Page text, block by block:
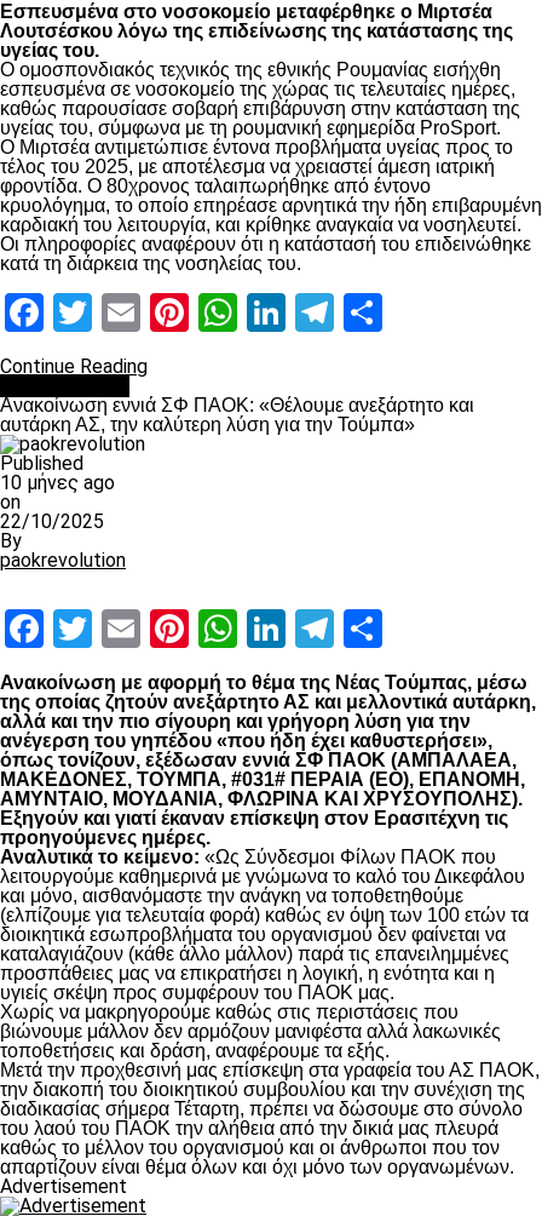
Εσπευσμένα στο νοσοκομείο μεταφέρθηκε ο Μιρτσέα
Λουτσέσκου λόγω της επιδείνωσης της κατάστασης της
υγείας του.
Ο ομοσπονδιακός τεχνικός της εθνικής Ρουμανίας εισήχθη
εσπευσμένα σε νοσοκομείο της χώρας τις τελευταίες ημέρες,
καθώς παρουσίασε σοβαρή επιβάρυνση στην κατάσταση της
υγείας του, σύμφωνα με τη ρουμανική εφημερίδα ProSport.
Ο Μιρτσέα αντιμετώπισε έντονα προβλήματα υγείας προς το
τέλος του 2025, με αποτέλεσμα να χρειαστεί άμεση ιατρική
φροντίδα. Ο 80χρονος ταλαιπωρήθηκε από έντονο
κρυολόγημα, το οποίο επηρέασε αρνητικά την ήδη επιβαρυμένη
καρδιακή του λειτουργία, και κρίθηκε αναγκαία να νοσηλευτεί.
Οι πληροφορίες αναφέρουν ότι η κατάστασή του επιδεινώθηκε
κατά τη διάρκεια της νοσηλείας του.
Facebook
Twitter
EmailPinterest
WhatsApp
LinkedIn
Telegram
Continue Reading
Ανακοίνωση εννιά ΣΦ ΠΑΟΚ: «Θέλουμε ανεξάρτητο και
αυτάρκη ΑΣ, την καλύτερη λύση για την Τούμπα»
Published
10 μήνες ago
on
22/10/2025
By
paokrevolution
Facebook
Twitter
EmailPinterest
WhatsApp
LinkedIn
Telegram
Ανακοίνωση με αφορμή το θέμα της Νέας Τούμπας, μέσω
της οποίας ζητούν ανεξάρτητο ΑΣ και μελλοντικά αυτάρκη,
αλλά και την πιο σίγουρη και γρήγορη λύση για την
ανέγερση του γηπέδου «που ήδη έχει καθυστερήσει»,
όπως τονίζουν, εξέδωσαν εννιά ΣΦ ΠΑΟΚ (ΑΜΠΑΛΑΕΑ,
ΜΑΚΕΔΟΝΕΣ, ΤΟΥΜΠΑ, #031# ΠΕΡΑΙΑ (ΕΟ), ΕΠΑΝΟΜΗ,
ΑΜΥΝΤΑΙΟ, ΜΟΥΔΑΝΙΑ, ΦΛΩΡΙΝΑ ΚΑΙ ΧΡΥΣΟΥΠΟΛΗΣ).
Εξηγούν και γιατί έκαναν επίσκεψη στον Ερασιτέχνη τις
προηγούμενες ημέρες.
Αναλυτικά το κείμενο: «Ως Σύνδεσμοι Φίλων ΠΑΟΚ που
λειτουργούμε καθημερινά με γνώμωνα το καλό του Δικεφάλου
και μόνο, αισθανόμαστε την ανάγκη να τοποθετηθούμε
(ελπίζουμε για τελευταία φορά) καθώς εν όψη των 100 ετών τα
διοικητικά εσωπροβλήματα του οργανισμού δεν φαίνεται να
καταλαγιάζουν (κάθε άλλο μάλλον) παρά τις επανειλημμένες
προσπάθειες μας να επικρατήσει η λογική, η ενότητα και η
υγιείς σκέψη προς συμφέρουν του ΠΑΟΚ μας.
Χωρίς να μακρηγορούμε καθώς στις περιστάσεις που
βιώνουμε μάλλον δεν αρμόζουν μανιφέστα αλλά λακωνικές
τοποθετήσεις και δράση, αναφέρουμε τα εξής.
Μετά την προχθεσινή μας επίσκεψη στα γραφεία του ΑΣ ΠΑΟΚ,
την διακοπή του διοικητικού συμβουλίου και την συνέχιση της
διαδικασίας σήμερα Τέταρτη, πρέπει να δώσουμε στο σύνολο
του λαού του ΠΑΟΚ την αλήθεια από την δικιά μας πλευρά
καθώς το μέλλον του οργανισμού και οι άνθρωποι που τον
απαρτίζουν είναι θέμα όλων και όχι μόνο των οργανωμένων.
Advertisement